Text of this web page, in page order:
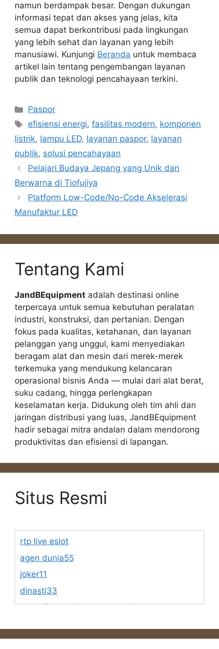
namun berdampak besar. Dengan dukungan
informasi tepat dan akses yang jelas, kita
semua dapat berkontribusi pada lingkungan
yang lebih sehat dan layanan yang lebih
manusiawi. Kunjungi Beranda untuk membaca
artikel lain tentang pengembangan layanan
publik dan teknologi pencahayaan terkini.
Categories
Paspor
Tags
efisiensi energi,fasilitas modern, komponen
listrik, lampu LED, layanan paspor, layanan
publik, solusi pencahayaan
Pelajari Budaya Jepang yang Unik dan
Berwarna di Tiofujiya
Platform Low-Code/No-Code Akselerasi
Manufaktur LED
Tentang Kami
JandBEquipment adalah destinasi online
terpercaya untuk semua kebutuhan peralatan
industri, konstruksi, dan pertanian. Dengan
fokus pada kualitas, ketahanan, dan layanan
pelanggan yang unggul, kami menyediakan
beragam alat dan mesin dari merek-merek
terkemuka yang mendukung kelancaran
operasional bisnis Anda — mulai dari alat berat,
suku cadang, hingga perlengkapan
keselamatan kerja. Didukung oleh tim ahli dan
jaringan distribusi yang luas, JandBEquipment
hadir sebagai mitra andalan dalam mendorong
produktivitas dan efisiensi di lapangan.
Situs Resmi
rtp live eslot
agen dunia55
joker11
dinasti33
https://www.lsbphotos.com/team